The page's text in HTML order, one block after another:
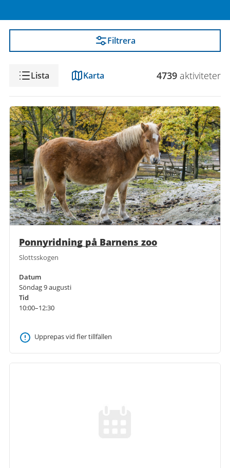
Filtrera
VisningLista Karta 4739 aktiviteter
Ponnyridning på Barnens zoo
Slottsskogen
Datum
Söndag 9 augusti
Tid
10:00–12:30
Upprepas vid fler tillfällen